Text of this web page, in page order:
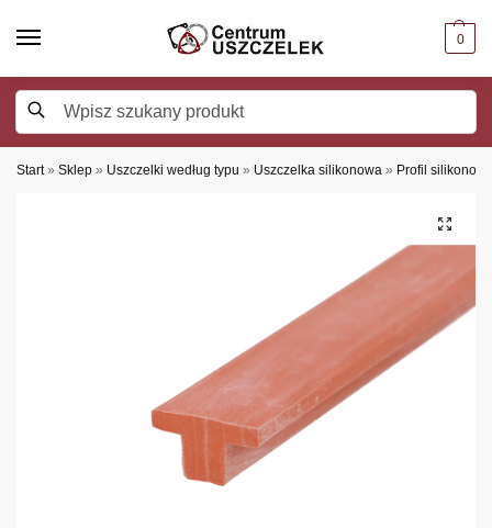
0
Start » Sklep » Uszczelki według typu » Uszczelka silikonowa » Profil